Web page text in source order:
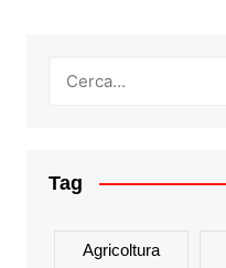
Tag
Agricoltura